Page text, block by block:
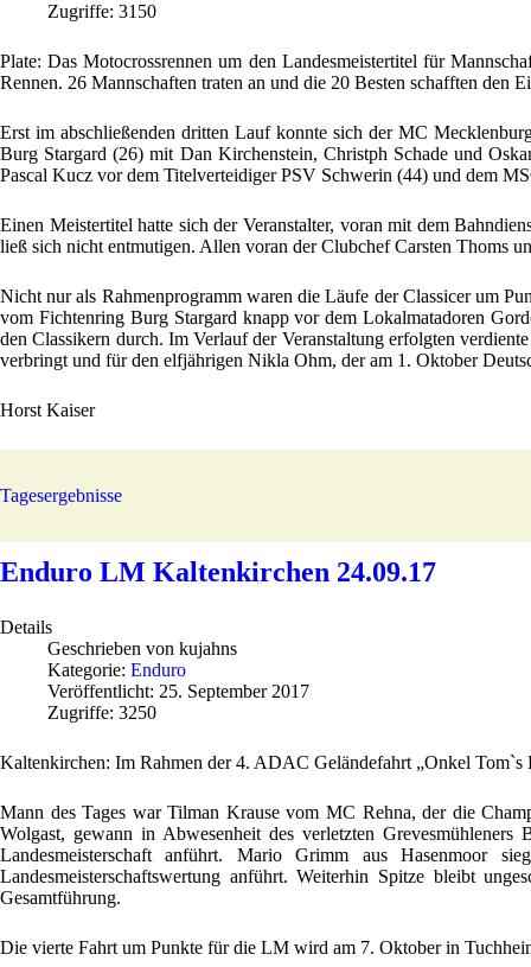
Zugriffe: 3150
Plate: Das Motocrossrennen um den Landesmeistertitel für
Rennen. 26 Mannschaften traten an und die 20 Besten schafften den
Erst im abschließenden dritten Lauf konnte sich der MC
Burg Stargard (26) mit Dan Kirchenstein, Christph Schade und
Pascal Kucz vor dem Titelverteidiger PSV Schwerin (44) und dem
Einen Meistertitel hatte sich der Veranstalter, voran mit dem
ließ sich nicht entmutigen. Allen voran der Clubchef Carsten Thoms
Nicht nur als Rahmenprogramm waren die Läufe der Classicer um
vom Fichtenring Burg Stargard knapp vor dem Lokalmatadoren
den Classikern durch. Im Verlauf der Veranstaltung erfolgten
verbringt und für den elfjährigen Nikla Ohm, der am 1. Oktober
Horst Kaiser
Tagesergebnisse
Enduro LM Kaltenkirchen 24.09.17
Details
Geschrieben von kujahns
Kategorie: Enduro
Veröffentlicht: 25. September 2017
Zugriffe: 3250
Kaltenkirchen: Im Rahmen der 4. ADAC Geländefahrt „Onkel Tom`s
Mann des Tages war Tilman Krause vom MC Rehna, der die
Wolgast, gewann in Abwesenheit des verletzten
Landesmeisterschaft anführt. Mario Grimm aus Hasenmoor
Landesmeisterschaftswertung anführt. Weiterhin Spitze bleibt
Gesamtführung.
Die vierte Fahrt um Punkte für die LM wird am 7. Oktober in